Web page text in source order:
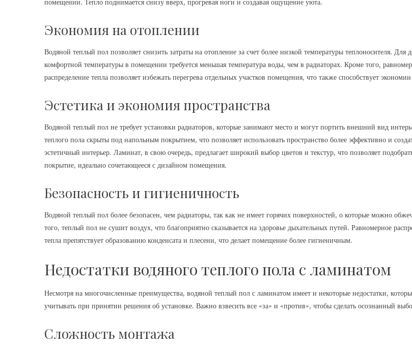
помещении. Тепло поднимается снизу вверх, прогревая ноги и создавая ощущение уюта.
Экономия на отоплении
Водяной теплый пол позволяет снизить затраты на отопление за счет более низкой температуры теплоносителя. Для
комфортной температуры в помещении требуется меньшая температура воды, чем в радиаторах. Кроме того,
распределение тепла позволяет избежать перегрева отдельных участков помещения, что также способствует
Эстетика и экономия пространства
Водяной теплый пол не требует установки радиаторов, которые занимают место и могут портить внешний вид
теплого пола скрыты под напольным покрытием, что позволяет использовать пространство более эффективно и
эстетичный интерьер. Ламинат, в свою очередь, предлагает широкий выбор цветов и текстур, что позволяет
покрытие, идеально сочетающееся с дизайном помещения.
Безопасность и гигиеничность
Водяной теплый пол более безопасен, чем радиаторы, так как не имеет горячих поверхностей, о которые можно
того, теплый пол не сушит воздух, что благоприятно сказывается на здоровье дыхательных путей. Равномерное
тепла препятствует образованию конденсата и плесени, что делает помещение более гигиеничным.
Недостатки водяного теплого пола с ламинатом
Несмотря на многочисленные преимущества, водяной теплый пол с ламинатом имеет и некоторые недостатки,
учитывать при принятии решения об установке. Важно взвесить все «за» и «против», чтобы сделать осознанный
Сложность монтажа